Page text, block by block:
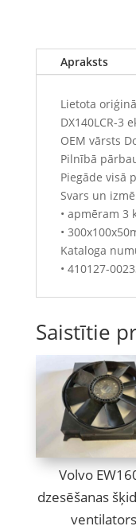
Apraksts
Lietota
DX140LCR-3
OEM vārsts
Pilnībā
Piegāde visā
Svars un
• apmēram 3
•
Kataloga
• 410127-
Saistītie
Volvo
dzesēšanas
ventilators